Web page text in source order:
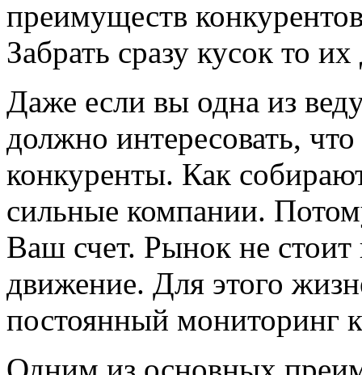
преимуществ
Забрать сразу кусок то
Даже если вы одна из
должно интересовать,
конкуренты. Как
сильные компании.
Ваш счет. Рынок не стоит
движение. Для этого
постоянный мониторинг